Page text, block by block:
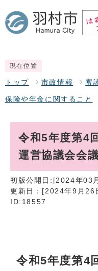
現在位置
トップ 市政情報 審
保険や年金に関すること
令和5年度第4
運営協議会会
初版公開日:[2024年03
更新日：[2024年9月26
ID:18557
令和5年度第4